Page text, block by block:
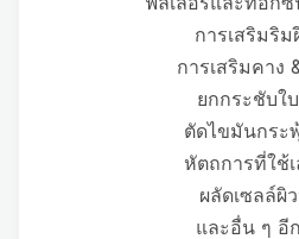
การเสริมริม
การเสริมคาง
ยกกระชับใ
ตัดไขมันกระ
หัตถการที่ใช้เ
ผลัดเซลล์ผิ
และอื่น ๆ อี